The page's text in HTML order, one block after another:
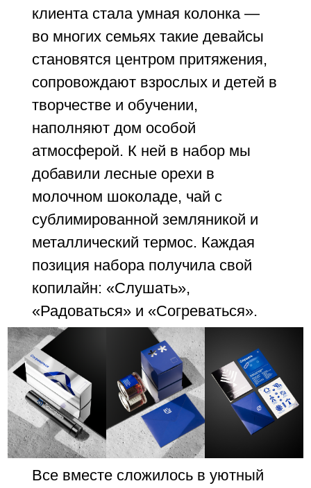
клиента стала умная колонка —
во многих семьях такие девайсы
становятся центром притяжения,
сопровождают взрослых и детей в
творчестве и обучении,
наполняют дом особой
атмосферой. К ней в набор мы
добавили лесные орехи в
молочном шоколаде, чай с
сублимированной земляникой и
металлический термос. Каждая
позиция набора получила свой
копилайн: «Слушать»,
«Радоваться» и «Согреваться».
Все вместе сложилось в уютный